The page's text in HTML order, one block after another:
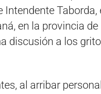
Intendente
en la provincia
discusión a los
al arribar